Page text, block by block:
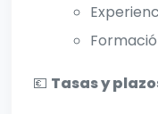
💶 Tasas y